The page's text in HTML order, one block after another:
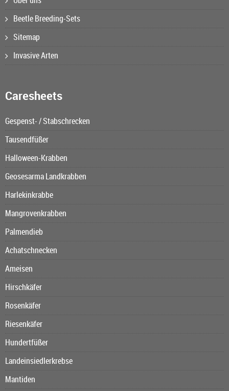
Beetle Breeding-Sets
Sitemap
Invasive Arten
Caresheets
Gespenst- / Stabschrecken
Tausendfüßer
Halloween-Krabben
Geosesarma Landkrabben
Harlekinkrabbe
Mangrovenkrabben
Palmendieb
Achatschnecken
Ameisen
Hirschkäfer
Rosenkäfer
Riesenkäfer
Hundertfüßer
Landeinsiedlerkrebse
Mantiden